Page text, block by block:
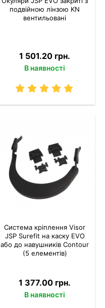
подвійною лінзою KN
вентильовані
1 501.20 грн.
В наявності
Система кріплення Visor
JSP Surefit на каску EVO
або до навушників Contour
(5 елементів)
1 377.00 грн.
В наявності